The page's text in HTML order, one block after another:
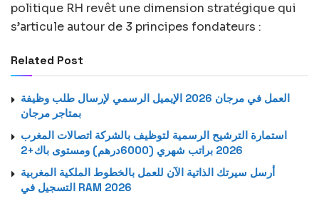
politique RH revêt une dimension stratégique qui
s’articule autour de 3 principes fondateurs :
Related Post
العمل في مرجان 2026 الإيميل الرسمي لإرسال طلب وظيفة
بمتاجر مرجان
استمارة الترشيح الرسمية لتوظيف بالشركة اتصالات المغرب
2026 براتب شهري (6000درهم) ومستوى باك+2
أرسل سيرتك الذاتية الآن للعمل بالخطوط الملكية المغربية
التسجيل في RAM 2026